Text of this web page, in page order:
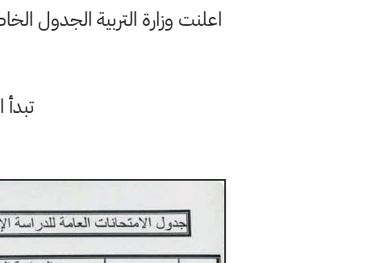
اعلنت وزارة التربية الجدول
تبدأ